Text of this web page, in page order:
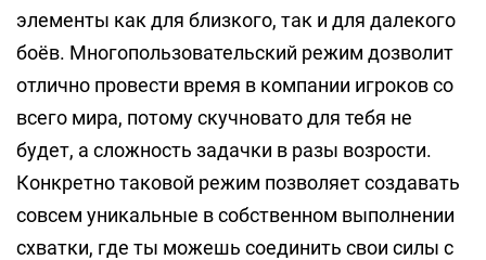
элементы как для близкого, так и для далекого
боёв. Многопользовательский режим дозволит
отлично провести время в компании игроков со
всего мира, потому скучновато для тебя не
будет, а сложность задачки в разы возрости.
Конкретно таковой режим позволяет создавать
совсем уникальные в собственном выполнении
схватки, где ты можешь соединить свои силы с